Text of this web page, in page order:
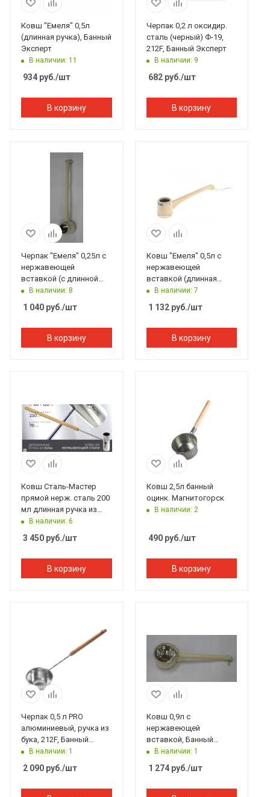
Ковш "Емеля" 0,5л
(длинная ручка), Банный
Эксперт
В наличии: 11
934 руб./шт
В корзину
Черпак 0,2 л оксидир.
сталь (черный) Ф-19,
212F, Банный Эксперт
В наличии: 9
682руб./шт
В корзину
Черпак "Емеля" 0,25л с
нержавеющей
вставкой (с длинной
ручкой), Банный
Эксперт
В наличии: 8
1 040 руб./шт
В корзину
Ковш "Емеля" 0,5л с
нержавеющей
вставкой (длинная
ручка), Банный Эксперт
В наличии: 7
1 132руб./шт
В корзину
Ковш Сталь-Мастер
прямой нерж. сталь 200
мл длинная ручка из
букаВ наличии: 6
3 450 руб./шт
В корзину
Ковш 2,5л банный
оцинк. Магнитогорск
В наличии: 2
490руб./шт
В корзину
Черпак 0,5 л PRO
алюминиевый, ручка из
бука, 212F, Банный
Эксперт
В наличии: 1
2 090 руб./шт
Ковш 0,9л с
нержавеющей
вставкой, Банный
Эксперт
В наличии: 1
1 274руб./шт